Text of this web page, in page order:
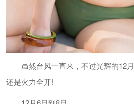
虽然台风一直来，不过光辉的12
还是火力全开!